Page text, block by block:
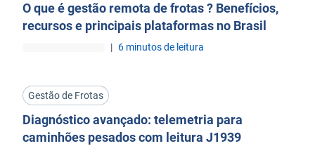
O que é gestão remota de frotas ? Benefícios,
recursos e principais plataformas no Brasil
| 6 minutos de leitura
Gestão de Frotas
Diagnóstico avançado: telemetria para
caminhões pesados com leitura J1939